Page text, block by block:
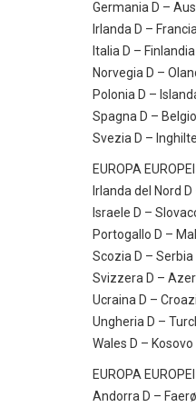
Germania D –
Irlanda D –
Italia D –
Norvegia D –
Polonia D –
Spagna D –
Svezia D –
EUROPA
Irlanda del Nord
Israele D –
Portogallo D –
Scozia D – Serbia
Svizzera D –
Ucraina D –
Ungheria D –
Wales D – Kosovo
EUROPA
Andorra D –